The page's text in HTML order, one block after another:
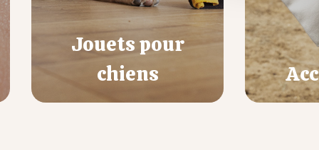
Jouets pour
chiens